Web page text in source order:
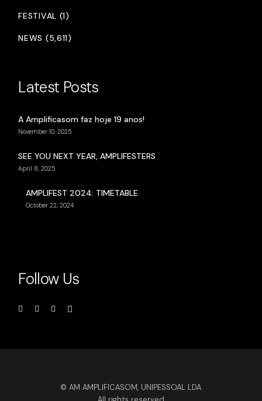
FESTIVAL (1)
NEWS (5,611)
Latest Posts
A Amplificasom faz hoje 19 anos!
November 10, 2025
SEE YOU NEXT YEAR, AMPLIFESTERS
April 8, 2025
AMPLIFEST 2024: TIMETABLE
October 22, 2024
Follow Us
© AM AMPLIFICASOM, UNIPESSOAL LDA